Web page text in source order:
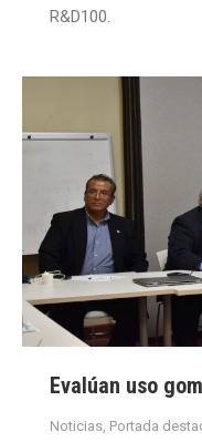
R&D100.
Evalúan uso
Noticias, Portada